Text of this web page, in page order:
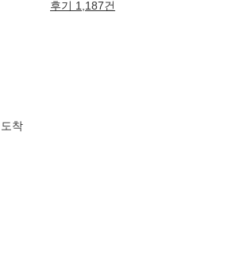
후기 1,187건
착